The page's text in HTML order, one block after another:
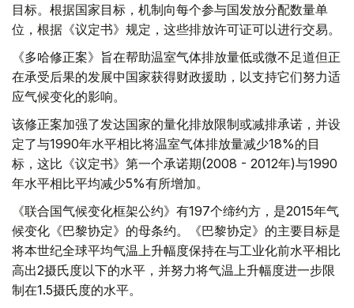
目标。根据国家目标，机制向每个参与国发放分配数量单
位，根据《议定书》规定，这些排放许可证可以进行交易。
《多哈修正案》旨在帮助温室气体排放量低或微不足道但正
在承受后果的发展中国家获得财政援助，以支持它们努力适
应气候变化的影响。
该修正案加强了发达国家的量化排放限制或减排承诺，并设
定了与1990年水平相比将温室气体排放量减少18%的目
标，这比《议定书》第一个承诺期(2008 - 2012年)与1990
年水平相比平均减少5%有所增加。
《联合国气候变化框架公约》有197个缔约方，是2015年气
候变化《巴黎协定》的母条约。《巴黎协定》的主要目标是
将本世纪全球平均气温上升幅度保持在与工业化前水平相比
高出2摄氏度以下的水平，并努力将气温上升幅度进一步限
制在1.5摄氏度的水平。